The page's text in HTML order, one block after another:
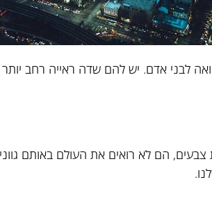
לבני אדם. יש להם שדה ראייה רחב
צבעים, הם לא רואים את העולם באותם